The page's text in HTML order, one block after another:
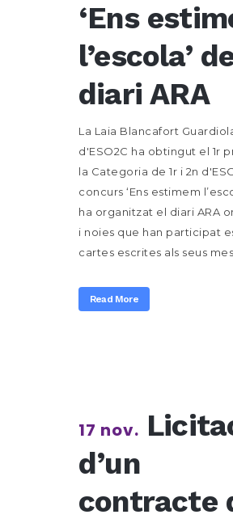
‘Ens
l’escola’
diari ARA
La Laia Blancafort
d'ESO2C ha obtingut el 1r
la Categoria de 1r i 2n
concurs ‘Ens estimem
ha organitzat el diari ARA
i noies que han participat
cartes escrites als seus
Read More
17 nov.
d’un
contracte